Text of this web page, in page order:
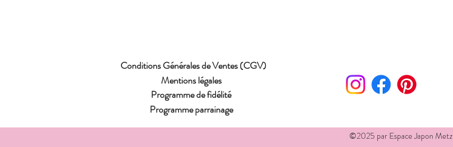
Conditions Générales de Ventes (CGV)
Mentions légales
Programme de fidélité
Programme parrainage
©2025 par Espace Japon Metz